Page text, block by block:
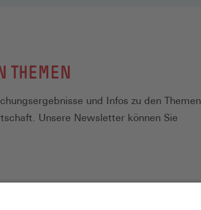
THEMEN
und Infos zu den Themen
Unsere Newsletter können Sie